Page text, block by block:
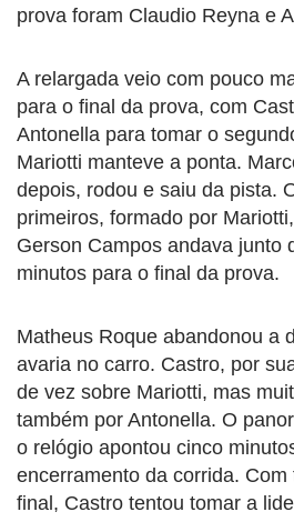
prova foram Claudio Reyna e
A relargada veio com pouco
para o final da prova, com
Antonella para tomar o
Mariotti manteve a ponta.
depois, rodou e saiu da pista.
primeiros, formado por
Gerson Campos andava junto
minutos para o final da prova.
Matheus Roque abandonou a
avaria no carro. Castro, por
de vez sobre Mariotti, mas
também por Antonella. O
o relógio apontou cinco
encerramento da corrida.
final, Castro tentou tomar a